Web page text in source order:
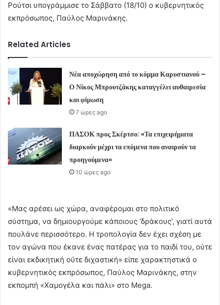
Ρούτσι υπογράμμισε το Σάββατο (18/10) ο κυβερνητικός
εκπρόσωπος, Παύλος Μαρινάκης.
Related Articles
Νέα αποχώρηση από το κόμμα Καρυστιανού –
Ο Νίκος Μπρουτζάκης καταγγέλει αυθαιρεσία
και φίμωση
7 ώρες ago
ΠΑΣΟΚ προς Σκέρτσο: «Τα επιχειρήματα
διαρκούν μέχρι τα επόμενα που αναιρούν τα
προηγούμενα»
10 ώρες ago
«Μας αρέσει ως χώρα, αναφέρομαι στο πολιτικό
σύστημα, να δημιουργούμε κάποιους ‘δράκους’, γιατί αυτά
πουλάνε περισσότερο. Η τροπολογία δεν έχει σχέση με
τον αγώνα που έκανε ένας πατέρας για το παιδί του, ούτε
είναι εκδικητική ούτε διχαστική» είπε χαρακτηστικά ο
κυβερνητικός εκπρόσωπος, Παύλος Μαρινάκης, στην
εκπομπή «Χαμογέλα και πάλι» στο Mega.